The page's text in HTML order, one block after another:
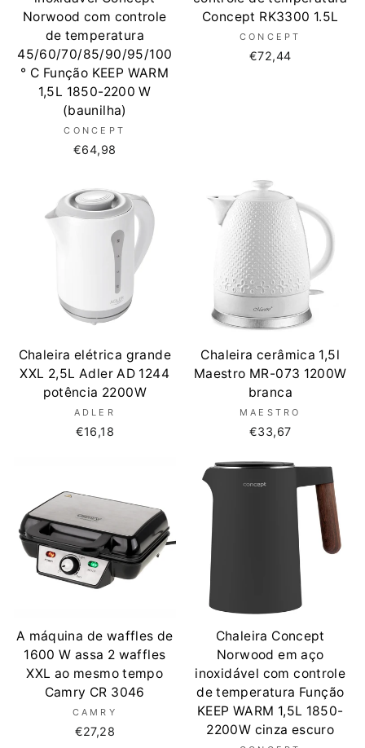
Norwood com controle
de temperatura
45/60/70/85/90/95/100
° C Função KEEP WARM
1,5L 1850-2200 W
(baunilha)
CONCEPT
€64,98
Concept RK3300 1.5L
CONCEPT
€72,44
Chaleira elétrica grande
XXL 2,5L Adler AD 1244
potência 2200W
ADLER
€16,18
Chaleira cerâmica 1,5l
Maestro MR-073 1200W
branca
MAESTRO
€33,67
A máquina de waffles de
1600 W assa 2 waffles
XXL ao mesmo tempo
Camry CR 3046
CAMRY
€27,28
Chaleira Concept
Norwood em aço
inoxidável com controle
de temperatura Função
KEEP WARM 1,5L 1850-
2200W cinza escuro